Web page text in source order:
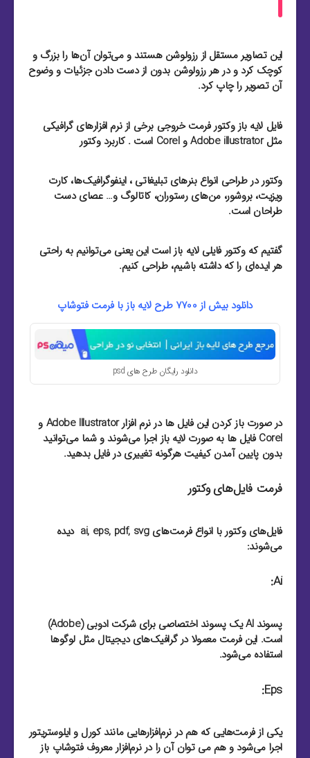
این تصاویر مستقل از رزولوشن هستند و می‌توان آن‌ها را بزرگ و
کوچک کرد و در هر رزولوشن بدون از دست دادن جزئیات و وضوح
آن تصویر را چاپ کرد.
فایل لایه باز وکتور فرمت خروجی برخی از نرم افزار‌های گرافیکی
مثل Adobe illustrator و Corel است . کاربرد وکتور
وکتور در طراحی انواع بنرهای تبلیغاتی ، اینفوگرافیک‌ها، کارت
ویزیت‌، بروشور‌، من‌های رستوران‌، کاتالوگ و… عصای دست
طراحان است.
گفتیم که وکتور فایلی لایه باز است این یعنی می‌توانیم به راحتی
هر ایده‌ای را که داشته باشیم، طراحی کنیم.
دانلود بیش از 7700 طرح لایه باز با فرمت فتوشاپ
دانلود رایگان طرح های psd
در صورت باز کردن این فایل ها در نرم افزار Adobe Illustrator و
Corel فایل ها به صورت لایه باز اجرا می‌شوند و شما می‌توانید
بدون پایین آمدن کیفیت هرگونه تغییری در فایل بدهید.
فرمت فایل‌های وکتور
فایل‌های وکتور با انواع فرمت‌های ai, eps, pdf, svg دیده
می‌شوند:
Ai:
پسوند AI یک پسوند اختصاصی برای شرکت ادوبی (Adobe)
است. این فرمت معمولا در گرافیک‌های دیجیتال مثل لوگو‌ها
استفاده می‌شود.
Eps:
یکی از فرمت‌هایی که هم در نرم‌افزار‌هایی مانند کورل و ایلوستریتور
اجرا می‌شود و هم می توان آن را در نرم‌افزار معروف فتوشاپ باز